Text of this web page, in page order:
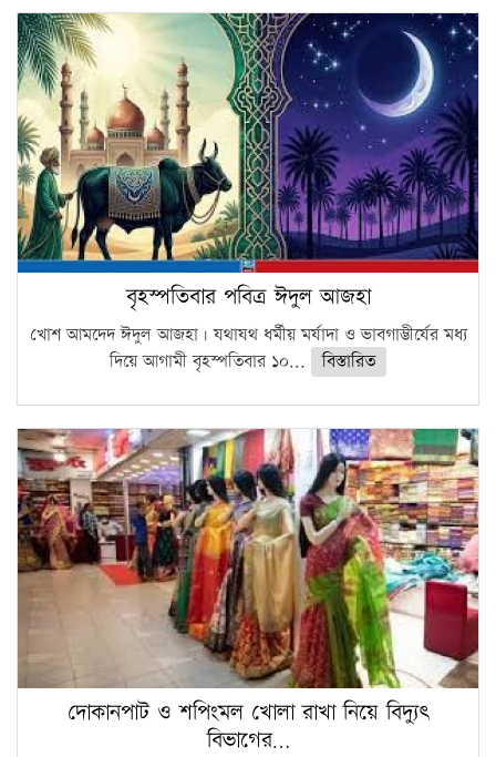
বৃহস্পতিবার পবিত্র ঈদুল আজহা
খোশ আমদেদ ঈদুল আজহা। যথাযথ ধর্মীয় মর্যাদা ও ভাবগাম্ভীর্যের মধ্য
দিয়ে আগামী বৃহস্পতিবার ১০...
বিস্তারিত
দোকানপাট ও শপিংমল খোলা রাখা নিয়ে বিদ্যুৎ
বিভাগের…